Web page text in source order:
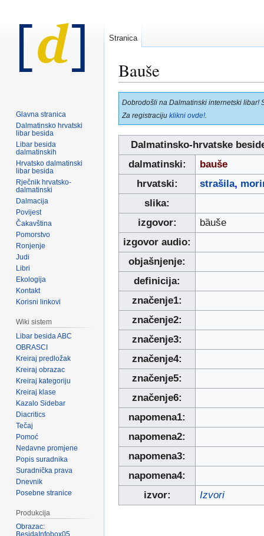
Bauše
Prijeđi
na
navigaciju
Prijeđi
na
pretraživanje
Dobrodošli na Dalmatinski internetski libar!
Za registraciju klikni ovde!
Dalmatinsko-hrvatske
dalmatinski:
bauše
hrvatski:
strašila,
slika:
izgovor:
bȁuše
izgovor audio:
objašnjenje:
definicija:
značenje1:
značenje2:
značenje3:
značenje4:
značenje5:
značenje6:
napomena1:
napomena2:
napomena3:
napomena4:
izvor:
Izvori
Stranica
Glavna stranica
Dalmatinsko hrvatski
libar besida
Libar besida
dalmatinskih
Hrvatsko dalmatinski
libar besida
Rječnik hrvatsko-
dalmatinski
Dalmacija
Povijest
Čakavština
Pomorstvo
Ronjenje
Judi
Libri
Ekologija
Kontakt
Korisni linkovi
Wiki sistem
Libar besida ABC
OBRASCI
Kreiraj predložak
Kreiraj obrazac
Kreiraj kategoriju
Kreiraj klase
Kazalo Sidebar
Diacritics
Tečaj
Pomoć
Nedavne promjene
Popis suradnika
Suradnička prava
Dnevnik
Posebne stranice
Produkcija
Obrazac: